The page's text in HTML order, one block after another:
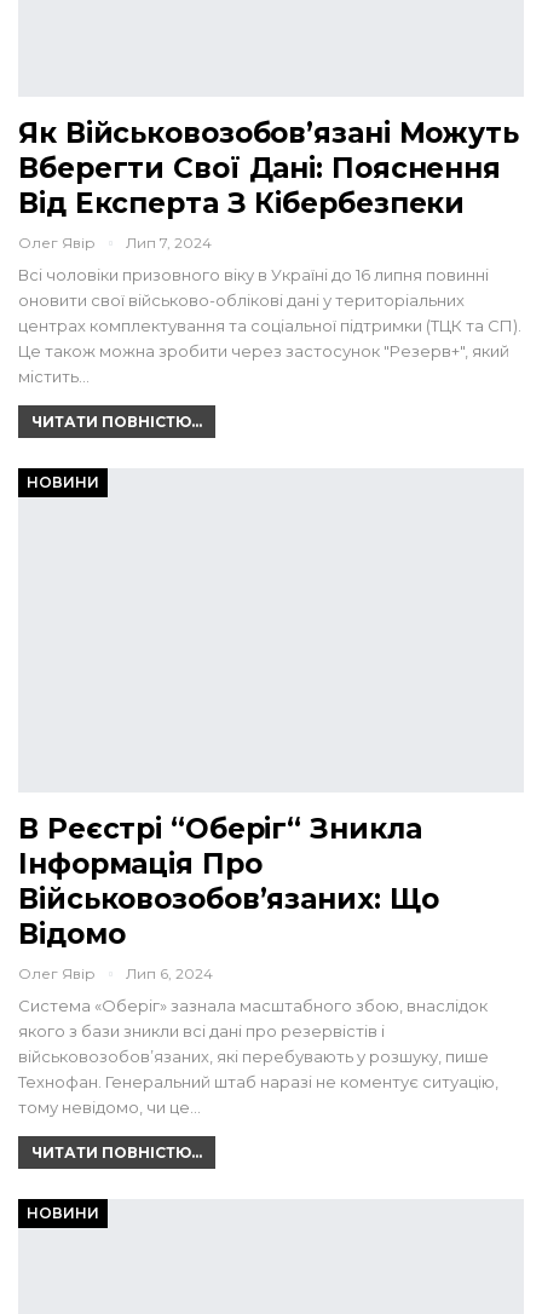
Як Військовозобов’язані Можуть
Вберегти Свої Дані: Пояснення
Від Експерта З Кібербезпеки
Олег Явір Лип 7, 2024
Всі чоловіки призовного віку в Україні до 16 липня повинні
оновити свої військово-облікові дані у територіальних
центрах комплектування та соціальної підтримки (ТЦК та СП).
Це також можна зробити через застосунок "Резерв+", який
містить…
ЧИТАТИ ПОВНІСТЮ...
НОВИНИ
В Реєстрі “Оберіг“ Зникла
Інформація Про
Військовозобов’язаних: Що
Відомо
Олег Явір Лип 6, 2024
Система «Оберіг» зазнала масштабного збою, внаслідок
якого з бази зникли всі дані про резервістів і
військовозобов’язаних, які перебувають у розшуку, пише
Технофан. Генеральний штаб наразі не коментує ситуацію,
тому невідомо, чи це…
ЧИТАТИ ПОВНІСТЮ...
НОВИНИ